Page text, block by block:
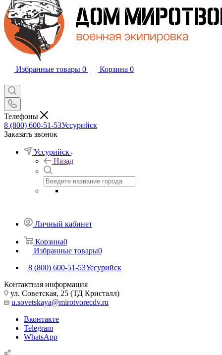
Избранные товары 0 Корзина 0
Телефоны
8 (800) 600-51-53Уссурийск
Заказать звонок
Уссурийск
Назад
Личный кабинет
Корзина0
Избранные товары0
8 (800) 600-51-53Уссурийск
Контактная информация
ул. Советская, 25 (ТД Кристалл)
u.sovetskaya@mirotvorecdv.ru
Вконтакте
Telegram
WhatsApp